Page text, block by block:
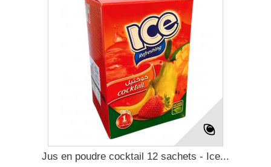
Jus en poudre cocktail 12 sachets - Ice...